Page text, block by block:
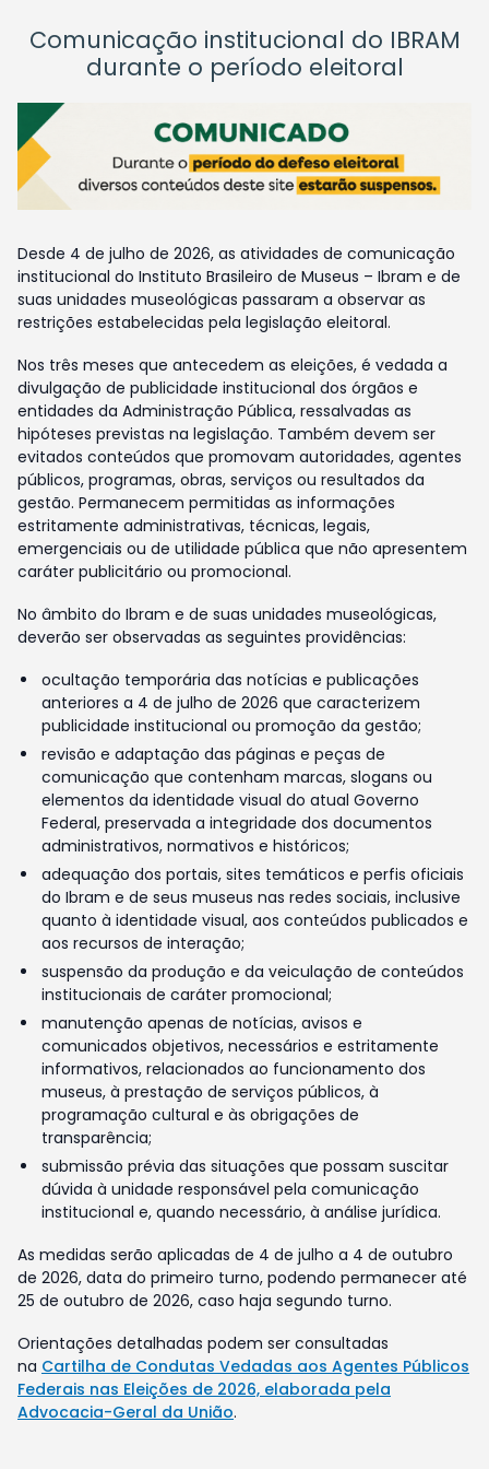
Comunicação institucional do IBRAM
durante o período eleitoral
Desde 4 de julho de 2026, as atividades de comunicação
institucional do Instituto Brasileiro de Museus – Ibram e de
suas unidades museológicas passaram a observar as
restrições estabelecidas pela legislação eleitoral.
Nos três meses que antecedem as eleições, é vedada a
divulgação de publicidade institucional dos órgãos e
entidades da Administração Pública, ressalvadas as
hipóteses previstas na legislação. Também devem ser
evitados conteúdos que promovam autoridades, agentes
públicos, programas, obras, serviços ou resultados da
gestão. Permanecem permitidas as informações
estritamente administrativas, técnicas, legais,
emergenciais ou de utilidade pública que não apresentem
caráter publicitário ou promocional.
No âmbito do Ibram e de suas unidades museológicas,
deverão ser observadas as seguintes providências:
ocultação temporária das notícias e publicações
anteriores a 4 de julho de 2026 que caracterizem
publicidade institucional ou promoção da gestão;
revisão e adaptação das páginas e peças de
comunicação que contenham marcas, slogans ou
elementos da identidade visual do atual Governo
Federal, preservada a integridade dos documentos
administrativos, normativos e históricos;
adequação dos portais, sites temáticos e perfis oficiais
do Ibram e de seus museus nas redes sociais, inclusive
quanto à identidade visual, aos conteúdos publicados e
aos recursos de interação;
suspensão da produção e da veiculação de conteúdos
institucionais de caráter promocional;
manutenção apenas de notícias, avisos e
comunicados objetivos, necessários e estritamente
informativos, relacionados ao funcionamento dos
museus, à prestação de serviços públicos, à
programação cultural e às obrigações de
transparência;
submissão prévia das situações que possam suscitar
dúvida à unidade responsável pela comunicação
institucional e, quando necessário, à análise jurídica.
As medidas serão aplicadas de 4 de julho a 4 de outubro
de 2026, data do primeiro turno, podendo permanecer até
25 de outubro de 2026, caso haja segundo turno.
Orientações detalhadas podem ser consultadas
na Cartilha de Condutas Vedadas aos Agentes Públicos
Federais nas Eleições de 2026, elaborada pela
Advocacia-Geral da União.